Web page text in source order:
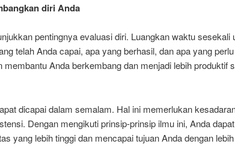
diri Anda
pentingnya evaluasi diri. Luangkan waktu sesekali
telah Anda capai, apa yang berhasil, dan apa yang perlu
membantu Anda berkembang dan menjadi lebih produktif
dicapai dalam semalam. Hal ini memerlukan
Dengan mengikuti prinsip-prinsip ilmu ini, Anda dapat
yang lebih tinggi dan mencapai tujuan Anda dengan